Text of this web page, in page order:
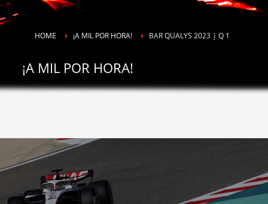
HOME ¡A MIL POR HORA! BAR QUALYS 2023 | Q 1
¡A MIL POR HORA!